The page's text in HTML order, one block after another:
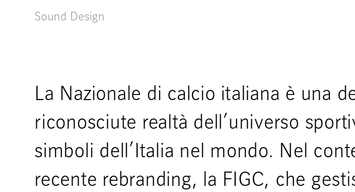
Sound Design
La Nazionale di calcio italiana è una
riconosciute realtà dell’universo
simboli dell’Italia nel mondo. Nel
recente rebranding, la FIGC, che